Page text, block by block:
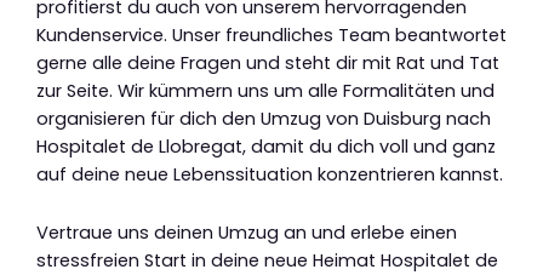
profitierst du auch von unserem hervorragenden
Kundenservice. Unser freundliches Team beantwortet
gerne alle deine Fragen und steht dir mit Rat und Tat
zur Seite. Wir kümmern uns um alle Formalitäten und
organisieren für dich den Umzug von Duisburg nach
Hospitalet de Llobregat, damit du dich voll und ganz
auf deine neue Lebenssituation konzentrieren kannst.
Vertraue uns deinen Umzug an und erlebe einen
stressfreien Start in deine neue Heimat Hospitalet de